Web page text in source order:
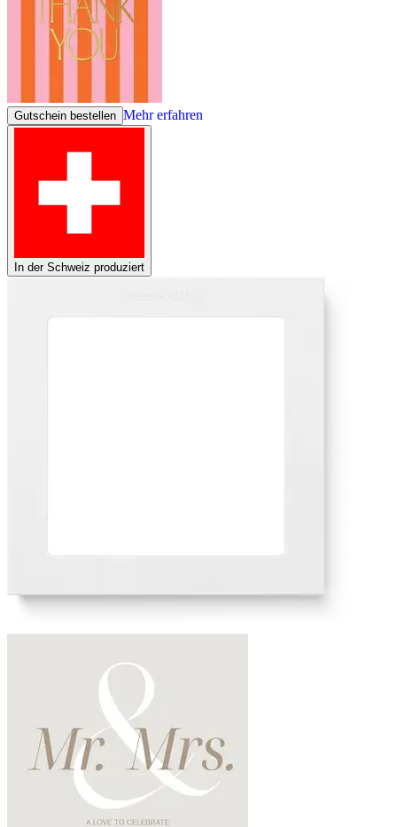
Gutschein bestellen Mehr erfahren
In der Schweiz produziert